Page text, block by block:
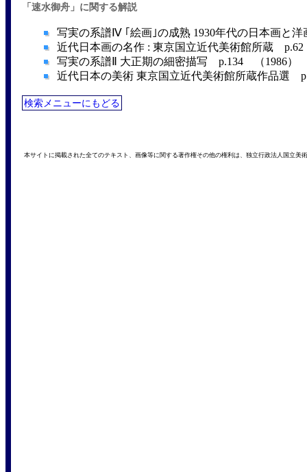
「速水御舟」に関する解説
写実の系譜Ⅳ ｢絵画｣の成熟 1930年代の日本画と
近代日本画の名作 : 東京国立近代美術館所蔵
写実の系譜Ⅱ 大正期の細密描写 p.134 （1986）
近代日本の美術 東京国立近代美術館所蔵作品選
検索メニューにもどる
本サイトに掲載された全てのテキスト、画像等に関する著作権その他の権利は、独立行政法人国立